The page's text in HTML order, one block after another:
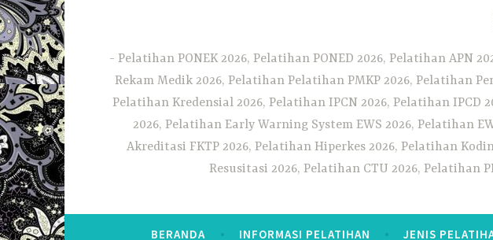
Pelatihan PONEK 2026, Pelatihan PONED 2026, Pelatihan APN
Rekam Medik 2026, Pelatihan Pelatihan PMKP 2026, Pelatihan
Pelatihan Kredensial 2026, Pelatihan IPCN 2026, Pelatihan IPCD
2026, Pelatihan Early Warning System EWS 2026, Pelatihan
Akreditasi FKTP 2026, Pelatihan Hiperkes 2026, Pelatihan
Resusitasi 2026, Pelatihan CTU 2026, Pelatihan
BERANDA INFORMASI PELATIHAN JENIS